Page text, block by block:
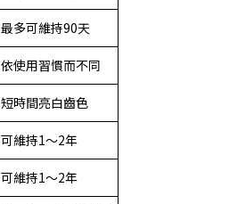
最多可維持90天
依使用習慣而不同
短時間亮白齒色
可維持1～2年
可維持1～2年